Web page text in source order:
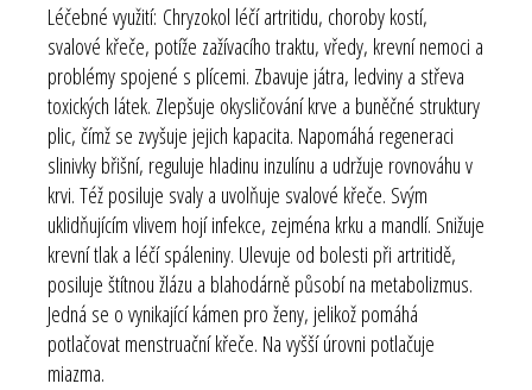
Léčebné využití: Chryzokol léčí artritidu, choroby kostí,
svalové křeče, potíže zažívacího traktu, vředy, krevní nemoci a
problémy spojené s plícemi. Zbavuje játra, ledviny a střeva
toxických látek. Zlepšuje okysličování krve a buněčné struktury
plic, čímž se zvyšuje jejich kapacita. Napomáhá regeneraci
slinivky břišní, reguluje hladinu inzulínu a udržuje rovnováhu v
krvi. Též posiluje svaly a uvolňuje svalové křeče. Svým
uklidňujícím vlivem hojí infekce, zejména krku a mandlí. Snižuje
krevní tlak a léčí spáleniny. Ulevuje od bolesti při artritidě,
posiluje štítnou žlázu a blahodárně působí na metabolizmus.
Jedná se o vynikající kámen pro ženy, jelikož pomáhá
potlačovat menstruační křeče. Na vyšší úrovni potlačuje
miazma.